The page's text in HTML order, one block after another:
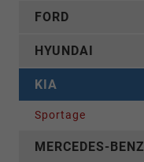
FORD
HYUNDAI
KIA
Sportage
MERCEDES-BENZ